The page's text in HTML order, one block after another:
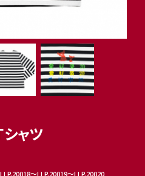
ャツ
〜LLP.20019〜LLP.20020